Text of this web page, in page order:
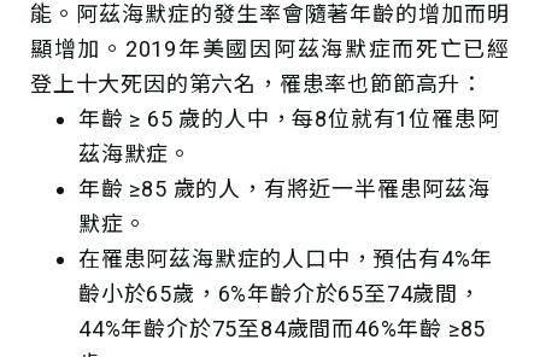
能。阿茲海默症的發生率會隨著年齡的增加而明
顯增加。2019年美國因阿茲海默症而死亡已經
登上十大死因的第六名，罹患率也節節高升：
年齡 ≥ 65 歲的人中，每8位就有1位罹患阿
茲海默症。
年齡 ≥85 歲的人，有將近一半罹患阿茲海
默症。
在罹患阿茲海默症的人口中，預估有4%年
齡小於65歲，6%年齡介於65至74歲間，
44%年齡介於75至84歲間而46%年齡 ≥85